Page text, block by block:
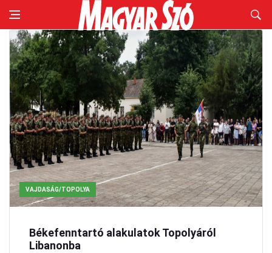
VAJDASÁG/TOPOLYA
Békefenntartó alakulatok Topolyáról
Libanonba